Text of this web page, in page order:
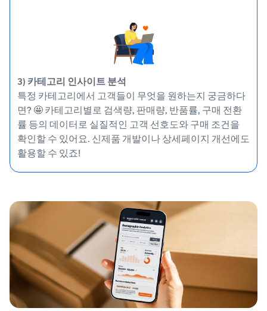
3) 카테고리 인사이트 분석
특정 카테고리에서 고객들이 무엇을 원하는지 궁금하다
면? 🤩 카테고리별로 검색량, 판매량, 반품률, 구매 전환
률 등의 데이터로 실질적인 고객 선호도와 구매 조건을
확인할 수 있어요. 신제품 개발이나 상세페이지 개선에도
활용할 수 있죠!